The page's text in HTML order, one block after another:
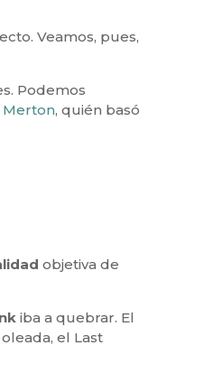
Veamos, pues,
Podemos
Merton, quién basó
objetiva de
iba a quebrar. El
el Last